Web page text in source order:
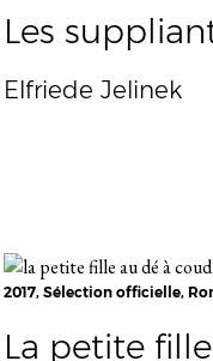
Les
Elfriede Jelinek
2017, Sélection officielle,
La petite